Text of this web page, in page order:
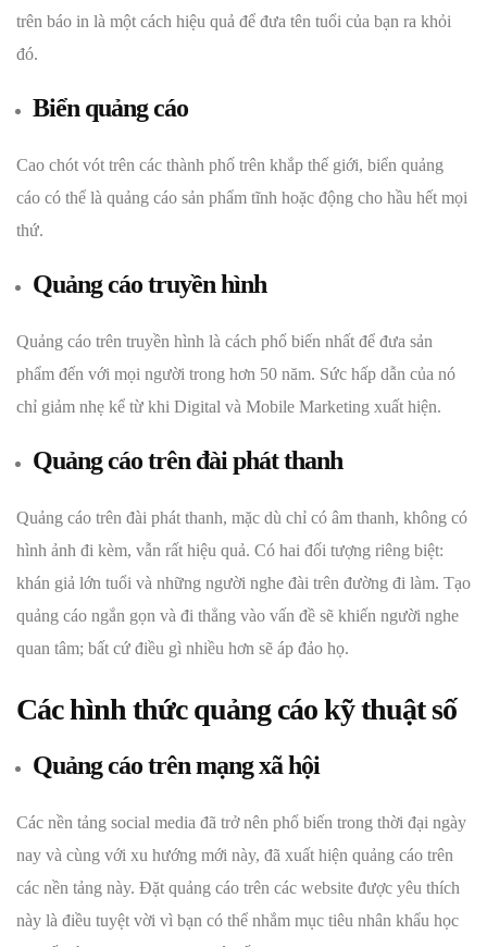
trên báo in là một cách hiệu quả để đưa tên tuổi của bạn ra khỏi
đó.
Biển quảng cáo
Cao chót vót trên các thành phố trên khắp thế giới, biển quảng
cáo có thể là quảng cáo sản phẩm tĩnh hoặc động cho hầu hết mọi
thứ.
Quảng cáo truyền hình
Quảng cáo trên truyền hình là cách phổ biến nhất để đưa sản
phẩm đến với mọi người trong hơn 50 năm. Sức hấp dẫn của nó
chỉ giảm nhẹ kể từ khi Digital và Mobile Marketing xuất hiện.
Quảng cáo trên đài phát thanh
Quảng cáo trên đài phát thanh, mặc dù chỉ có âm thanh, không có
hình ảnh đi kèm, vẫn rất hiệu quả. Có hai đối tượng riêng biệt:
khán giả lớn tuổi và những người nghe đài trên đường đi làm. Tạo
quảng cáo ngắn gọn và đi thẳng vào vấn đề sẽ khiến người nghe
quan tâm; bất cứ điều gì nhiều hơn sẽ áp đảo họ.
Các hình thức quảng cáo kỹ thuật số
Quảng cáo trên mạng xã hội
Các nền tảng social media đã trở nên phổ biến trong thời đại ngày
nay và cùng với xu hướng mới này, đã xuất hiện quảng cáo trên
các nền tảng này. Đặt quảng cáo trên các website được yêu thích
này là điều tuyệt vời vì bạn có thể nhắm mục tiêu nhân khẩu học